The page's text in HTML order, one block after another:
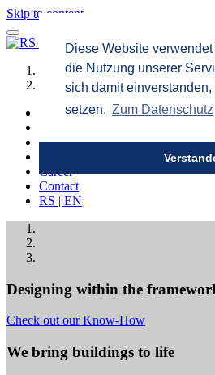
Diese Website
die Nutzung unserer
sich damit
setzen. Zum Datenschutz
Skip to content
Startseite
Električni sistemi
About us
Services
Career
Contact
RS | EN
Designing within the
Check out our Know-How
We bring buildings to life